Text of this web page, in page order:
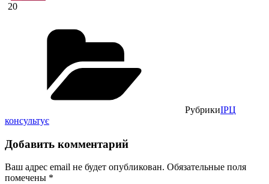
20
РубрикиІРЦ
консультує
Добавить комментарий
Ваш адрес email не будет опубликован. Обязательные поля
помечены *